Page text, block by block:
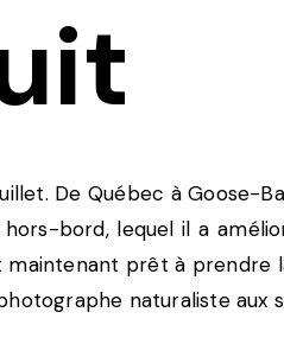
De Québec à Goose-
bord, lequel il a
prêt à prendre
naturaliste aux